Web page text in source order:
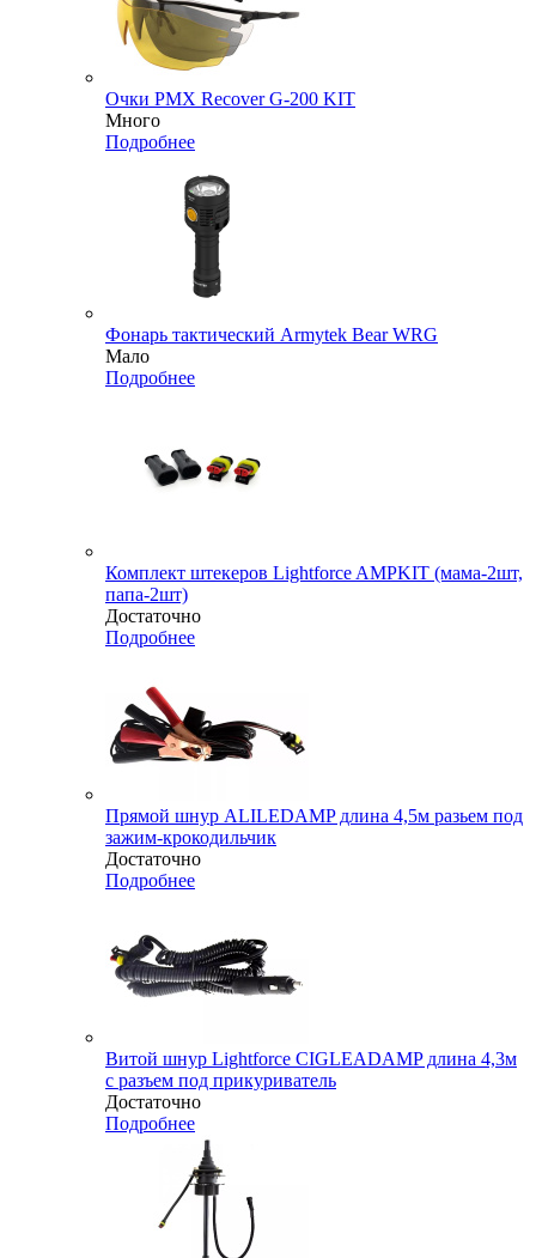
Очки PMX Recover G-200 KIT
Много
Подробнее
Фонарь тактический Armytek Bear WRG
Мало
Подробнее
Комплект штекеров Lightforce AMPKIT (мама-2шт,
папа-2шт)
Достаточно
Подробнее
Прямой шнур ALILEDAMP длина 4,5м разьем под
зажим-крокодильчик
Достаточно
Подробнее
Витой шнур Lightforce CIGLEADAMP длина 4,3м
с разъем под прикуриватель
Достаточно
Подробнее